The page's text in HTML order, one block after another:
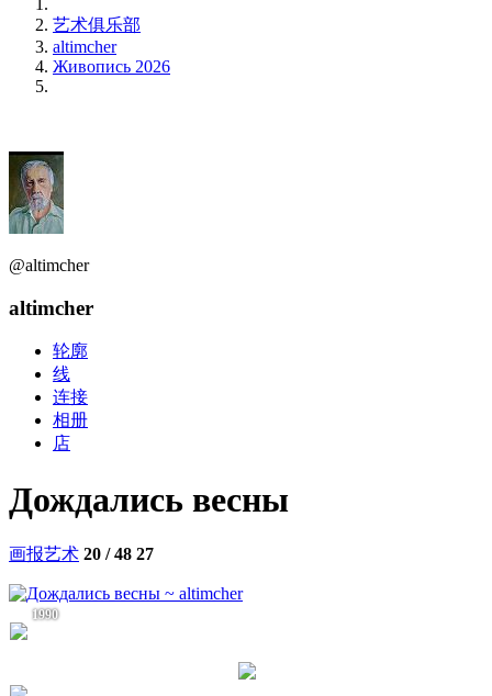
艺术俱乐部
altimcher
Живопись 2026
@altimcher
altimcher
轮廓
线
连接
相册
店
Дождались весны
画报艺术 20 / 48 27
1990